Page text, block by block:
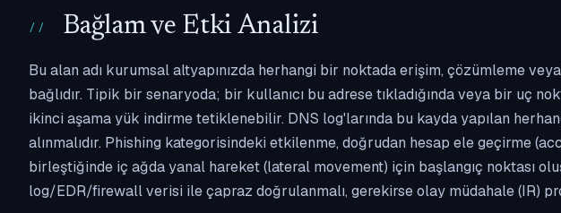
Bağlam ve Etki Analizi
Bu alan adı kurumsal altyapınızda herhangi bir noktada erişim, çözümleme
bağlıdır. Tipik bir senaryoda; bir kullanıcı bu adrese tıkladığında veya bir uç
ikinci aşama yük indirme tetiklenebilir. DNS log'larında bu kayda yapılan
alınmalıdır. Phishing kategorisindeki etkilenme, doğrudan hesap ele geçirme
birleştiğinde iç ağda yanal hareket (lateral movement) için başlangıç noktası
log/EDR/firewall verisi ile çapraz doğrulanmalı, gerekirse olay müdahale (IR)